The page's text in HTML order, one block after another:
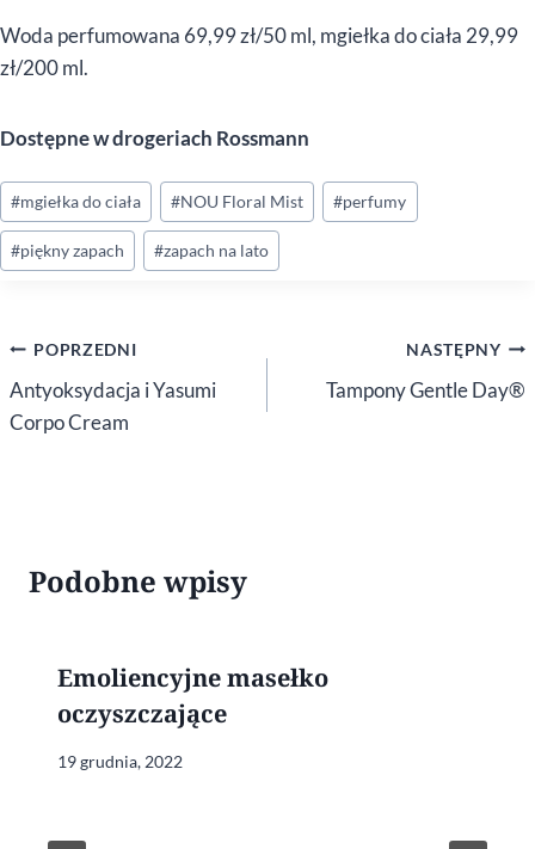
Woda perfumowana 69,99 zł/50 ml, mgiełka do ciała 29,99
zł/200 ml.
Dostępne w drogeriach Rossmann
Tagi
wpisu:
#mgiełka do ciała #NOU Floral Mist #perfumy
#piękny zapach #zapach na lato
Nawigacja
wpisu
POPRZEDNI
Antyoksydacja i Yasumi
Corpo Cream
NASTĘPNY
Tampony Gentle Day®
Podobne wpisy
Emoliencyjne masełko
oczyszczające
19 grudnia, 2022